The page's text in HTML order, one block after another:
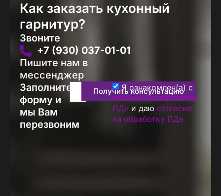
Как заказать кухонный
гарнитур?
Звоните
+7 (930) 037-01-01
Пишите нам в
мессенджер
Заполните
форму и
мы Вам
перезвоним
Получить консультацию
Я ознакомлен(а) с
политикой обработки
ПДн и даю согласие
на обработку ПДн